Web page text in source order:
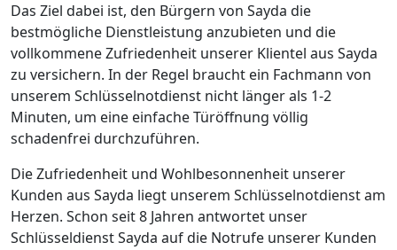
Das Ziel dabei ist, den Bürgern von Sayda die
bestmögliche Dienstleistung anzubieten und die
vollkommene Zufriedenheit unserer Klientel aus Sayda
zu versichern. In der Regel braucht ein Fachmann von
unserem Schlüsselnotdienst nicht länger als 1-2
Minuten, um eine einfache Türöffnung völlig
schadenfrei durchzuführen.
Die Zufriedenheit und Wohlbesonnenheit unserer
Kunden aus Sayda liegt unserem Schlüsselnotdienst am
Herzen. Schon seit 8 Jahren antwortet unser
Schlüsseldienst Sayda auf die Notrufe unserer Kunden